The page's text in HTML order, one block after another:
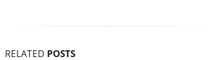
RELATED POSTS